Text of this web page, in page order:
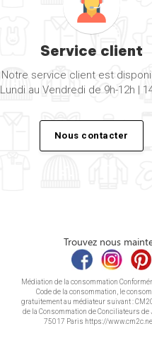
Service client
Notre service client est
Lundi au Vendredi de 9h-12h |
Nous contacter
Trouvez nous
Médiation de la consommation
Code de la consommation, le
gratuitement au médiateur suivant :
de la Consommation de Conciliateurs de
75017 Paris https://